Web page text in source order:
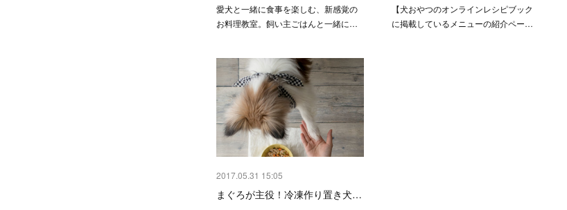
愛犬と一緒に食事を楽しむ、新感覚の
お料理教室。飼い主ごはんと一緒に…
【犬おやつのオンラインレシピブック
に掲載しているメニューの紹介ペー…
2017.05.31 15:05
まぐろが主役！冷凍作り置き犬…